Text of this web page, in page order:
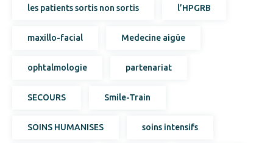
les patients sortis non sortis l’HPGRB
maxillo-facial Medecine aigüe
ophtalmologie partenariat
SECOURS Smile-Train
SOINS HUMANISES soins intensifs